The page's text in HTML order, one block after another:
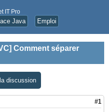
IT Pro
Java Emploi
Comment séparer
discussion
#1